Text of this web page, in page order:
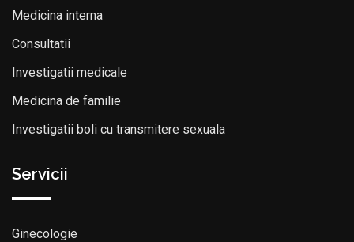
Medicina interna
Consultatii
Investigatii medicale
Medicina de familie
Investigatii boli cu transmitere sexuala
Servicii
Ginecologie